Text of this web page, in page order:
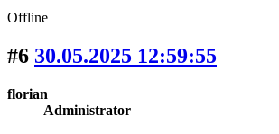
Offline
#6 30.05.2025 12:59:55
florian
Administrator